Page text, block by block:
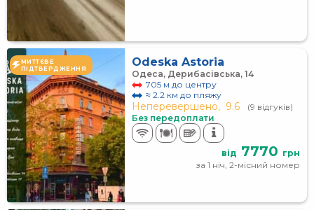
МИТТЄВЕ
ПІДТВЕРДЖЕННЯ
Odeska Astoria
Одеса, Дерибасівська, 14
705 м до центру
≈ 2.2 км до пляжу
Неперевершено, 9.6
(9 відгуків)
Без передоплати
від 7770 грн
за 1 ніч, 2-місний номер